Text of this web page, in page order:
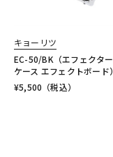
キョーリツ
EC-50/BK（エフェクター
ケース エフェクトボード）
¥5,500 （税込）